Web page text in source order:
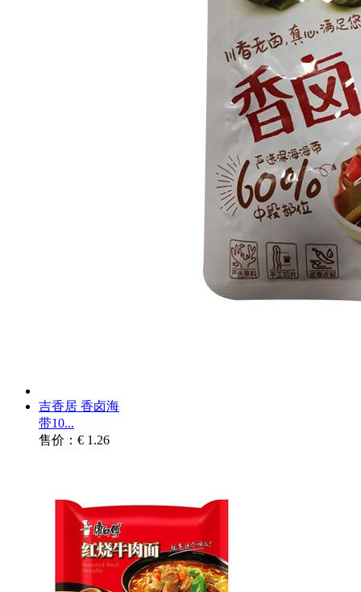
吉香居 香卤海
带10...
售价：€ 1.26